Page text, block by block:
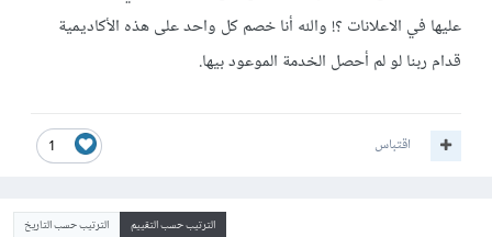
عليها في الاعلانات ؟! والله أنا خصم كل واحد على هذه الأكاديمية
قدام ربنا لو لم أحصل الخدمة الموعود بيها.
1 اقتباس
الترتيب حسب التقييم الترتيب حسب التاريخ